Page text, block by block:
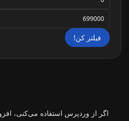
فیلتر کن!
اگر از وردپرس استفاده می‌کنی،